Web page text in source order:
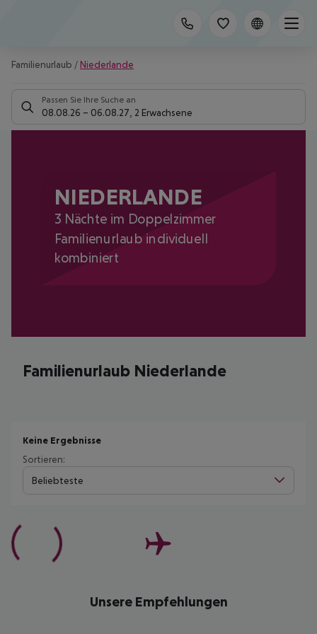
Familienurlaub / Niederlande
Passen Sie Ihre Suche an
08.08.26 – 06.08.27 2 Erwachsene
NIEDERLANDE
3 Nächte im Doppelzimmer
Familienurlaub individuell
kombiniert
Familienurlaub Niederlande
Keine Ergebnisse
Sortieren:
Beliebteste
Unsere Empfehlungen